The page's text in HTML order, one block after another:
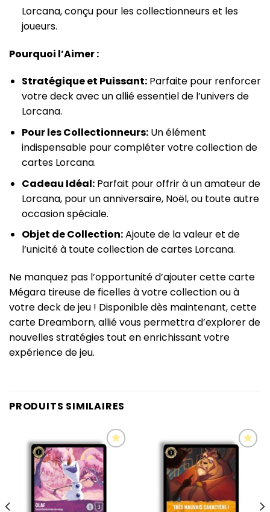
Lorcana, conçu pour les collectionneurs et les
joueurs.
Pourquoi l’Aimer :
Stratégique et Puissant:Parfaite pour renforcer
votre deck avec un allié essentiel de l’univers de
Lorcana.
Pour les Collectionneurs:Un élément
indispensable pour compléter votre collection de
cartes Lorcana.
Cadeau Idéal:Parfait pour offrir à un amateur de
Lorcana, pour un anniversaire, Noël, ou toute autre
occasion spéciale.
Objet de Collection:Ajoute de la valeur et de
l’unicité à toute collection de cartes Lorcana.
Ne manquez pas l’opportunité d’ajouter cette carte
Mégara tireuse de ficelles à votre collection ou à
votre deck de jeu ! Disponible dès maintenant, cette
carte Dreamborn, allié vous permettra d’explorer de
nouvelles stratégies tout en enrichissant votre
expérience de jeu.
PRODUITS SIMILAIRES